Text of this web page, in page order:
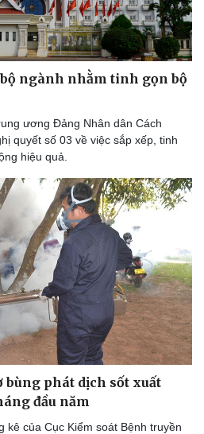
ngành nhằm tinh gọn bộ
ương Đảng Nhân dân Cách
quyết số 03 về việc sắp xếp, tinh
hiệu quả.
bùng phát dịch sốt xuất
đầu năm
kê của Cục Kiểm soát Bệnh truyền